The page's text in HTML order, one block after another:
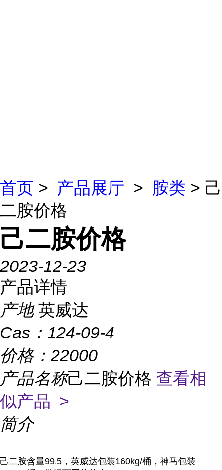
首页 > 产品展厅 > 胺类 > 己
二胺价格
己二胺价格
2023-12-23
产品详情
产地 英威达
Cas： 124-09-4
价格： 22000
产品名称己二胺价格 查看相
似产品 >
简介
己二胺含量99.5，英威达包装160kg/桶，神马包装